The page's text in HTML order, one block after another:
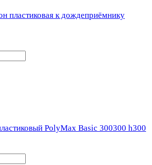
пластиковая к дождеприёмнику
PolyMax Basic 300300 h300